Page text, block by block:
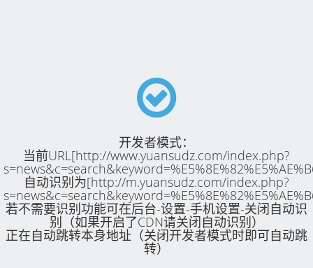
开发者模式：
当前URL[http://www.yuansudz.com/index.php?
自动识别为[http://m.yuansudz.com/index.php?
若不需要识别功能可在后台-设置-手机设置-关闭自动识
别（如果开启了CDN请关闭自动识别）
正在自动跳转本身地址（关闭开发者模式时即可自动跳
转）